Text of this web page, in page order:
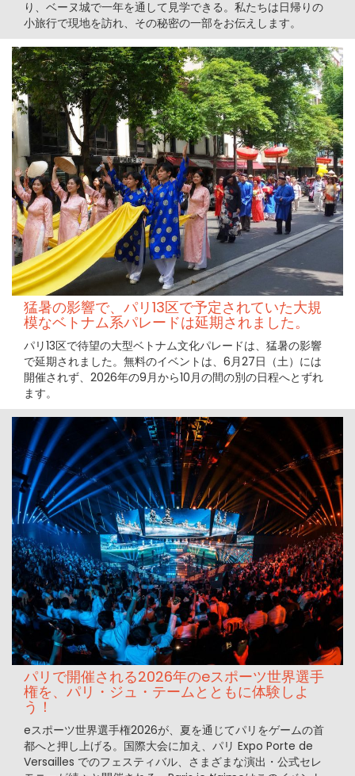
り、ベーヌ城で一年を通して見学できる。私たちは日帰りの
小旅行で現地を訪れ、その秘密の一部をお伝えします。
猛暑の影響で、パリ13区で予定されていた大規
模なベトナム系パレードは延期されました。
パリ13区で待望の大型ベトナム文化パレードは、猛暑の影響
で延期されました。無料のイベントは、6月27日（土）には
開催されず、2026年の9月から10月の間の別の日程へとずれ
ます。
パリで開催される2026年のeスポーツ世界選手
権を、パリ・ジュ・テームとともに体験しよ
う！
eスポーツ世界選手権2026が、夏を通じてパリをゲームの首
都へと押し上げる。国際大会に加え、パリ Expo Porte de
Versailles でのフェスティバル、さまざまな演出・公式セレ